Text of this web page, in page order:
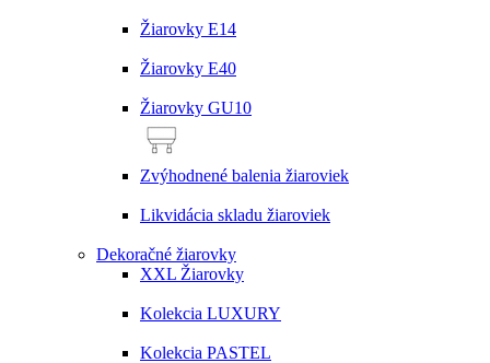
Žiarovky E14
Žiarovky E40
Žiarovky GU10
Zvýhodnené balenia žiaroviek
Likvidácia skladu žiaroviek
Dekoračné žiarovky
XXL Žiarovky
Kolekcia LUXURY
Kolekcia PASTEL